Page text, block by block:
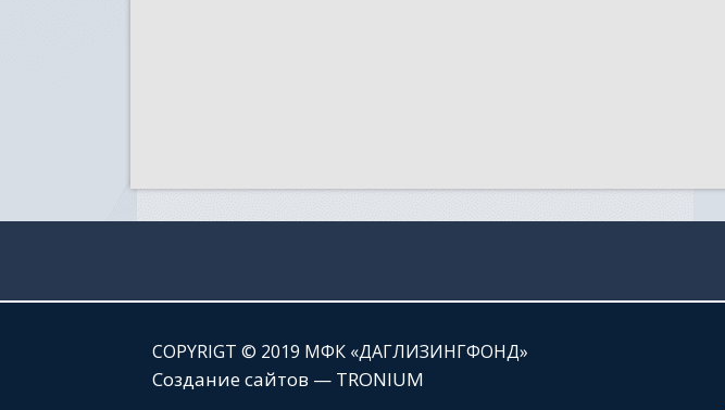
СOPYRIGT © 2019 МФК «ДАГЛИЗИНГФОНД»
Создание сайтов — TRONIUM